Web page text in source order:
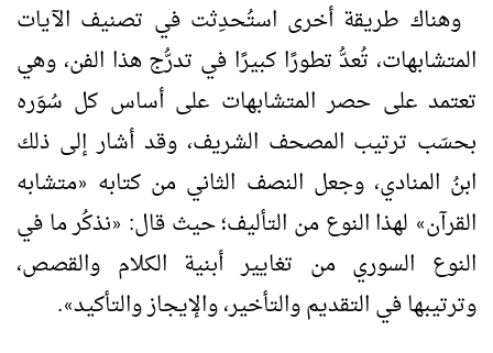
وهناك طريقة أخرى استُحدِثت في تصنيف الآيات
المتشابهات، تُعدُّ تطورًا كبيرًا في تدرُّج هذا الفن، وهي
تعتمد على حصر المتشابهات على أساس كل سُوَره
بحسَب ترتيب المصحف الشريف، وقد أشار إلى ذلك
ابنُ المنادي، وجعل النصف الثاني من كتابه
«متشابه
القرآن» لهذا النوع من التأليف؛ حيث قال: «نذكُر ما في
النوع السوري من تغايير أبنية الكلام والقصص،
وترتيبها في التقديم والتأخير، والإيجاز والتأكيد»
.